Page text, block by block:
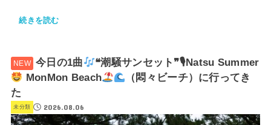
続きを読む
今日の1曲
❝潮騒サンセット❞🎙Natsu Summer
MonMon Beach
（悶々ビーチ）に行ってき
た
未分類 2026.08.06